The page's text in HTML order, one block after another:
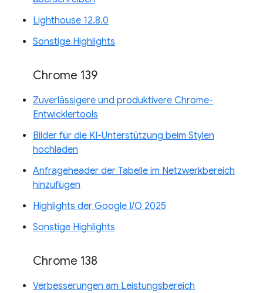
Lighthouse 12.8.0
Sonstige Highlights
Chrome 139
Zuverlässigere und produktivere Chrome-
Entwicklertools
Bilder für die KI-Unterstützung beim Stylen
hochladen
Anfrageheader der Tabelle im Netzwerkbereich
hinzufügen
Highlights der Google I/O 2025
Sonstige Highlights
Chrome 138
Verbesserungen am Leistungsbereich